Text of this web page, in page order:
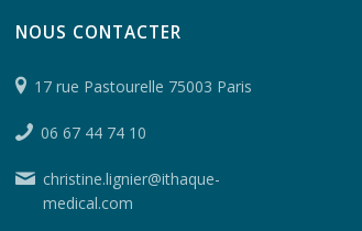
NOUS CONTACTER
17 rue Pastourelle 75003 Paris
06 67 44 74 10
christine.lignier@ithaque-
medical.com